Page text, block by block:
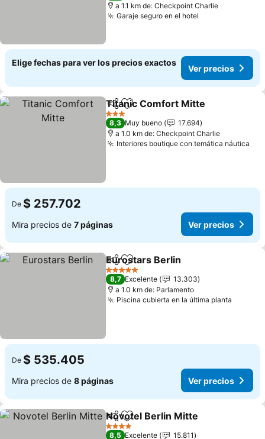
a 1.1 km de: Checkpoint Charlie
Garaje seguro en el hotel
Elige fechas para ver los precios exactos
Ver precios
Compartir
Agregar a favoritos
Titanic Comfort Mitte
3 Estrellas
8,3 Muy bueno
17.694
a 1.0 km de: Checkpoint Charlie
Interiores boutique con temática náutica
De $ 257.702
Mira precios de 7 páginas Ver precios
CompartirAgregar a favoritos
Eurostars Berlin
5 Estrellas
8,7 Excelente
13.303
a 1.0 km de: Parlamento
Piscina cubierta en la última planta
De $ 535.405
Mira precios de 8 páginas Ver precios
CompartirAgregar a favoritos
Novotel Berlin Mitte
4 Estrellas
8,5 Excelente
15.811